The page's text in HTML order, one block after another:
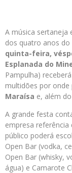
A música sertaneja
dos quatro anos do
quinta-feira,
Esplanada do
Pampulha)
multidões por onde
Maraísa e, além
A grande festa
empresa referência
público poderá
Open Bar (vodka,
Open Bar (whisky,
água) e Camarote